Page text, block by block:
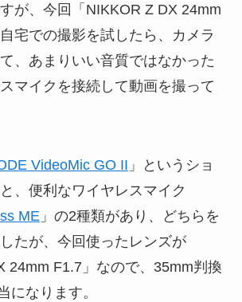
が、今回「NIKKOR Z DX 24mm
宅での撮影を試したら、カメラ
、あまりいい音質ではなかった
マイクを接続して動画を撮って
VideoMic GO II 」というショ
、便利なワイヤレスマイク
ME」の2種類があり、どちらを
たが、今回使ったレンズが
24mm F1.7」なので、35mm判換
になります。